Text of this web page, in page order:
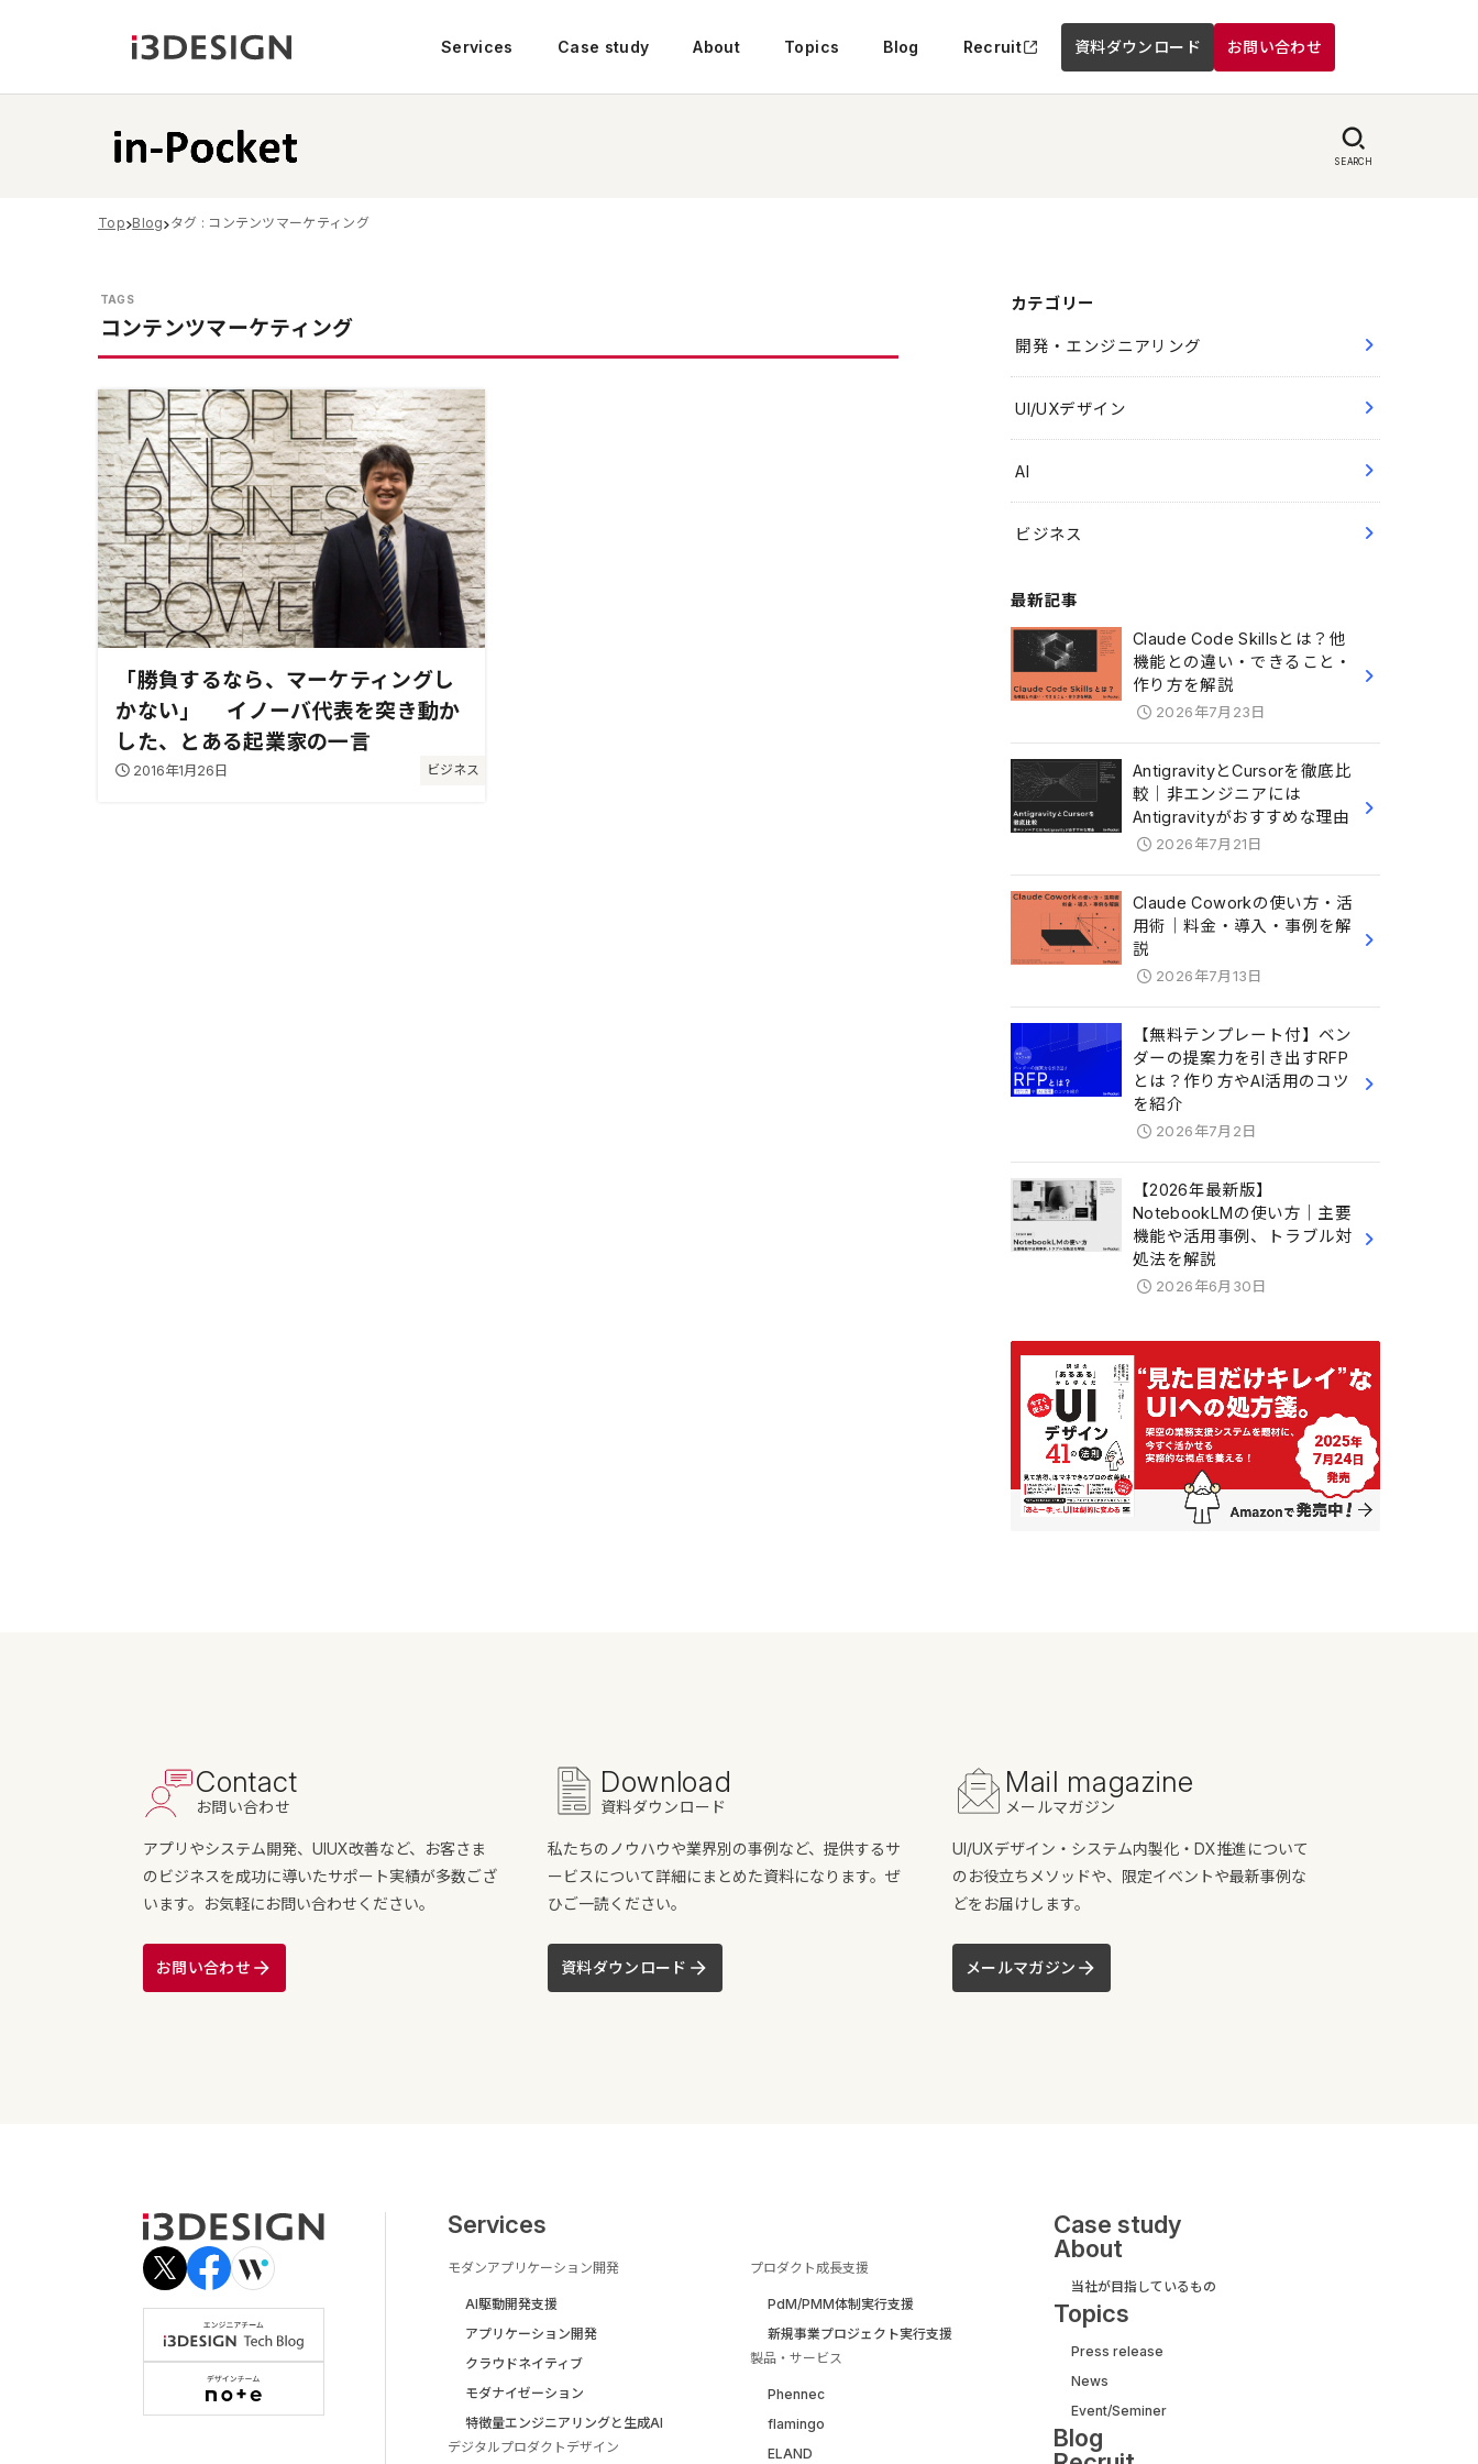
Services Case study About Topics Blog Recruit 資料ダウンロード お問い合わせ
SEARCH
Top Blog タグ : コンテンツマーケティング
コンテンツマーケティング
ビジネス
「勝負するなら、マーケティングし
かない」 イノーバ代表を突き動か
した、とある起業家の一言
2016年1月26日
カテゴリー
開発・エンジニアリング
UI/UXデザイン
AI
ビジネス
最新記事
Claude Code Skillsとは？他
機能との違い・できること・
作り方を解説
2026年7月23日
AntigravityとCursorを徹底比
較｜非エンジニアには
Antigravityがおすすめな理由
2026年7月21日
Claude Coworkの使い方・活
用術｜料金・導入・事例を解
説
2026年7月13日
【無料テンプレート付】ベン
ダーの提案力を引き出すRFP
とは？作り方やAI活用のコツ
を紹介
2026年7月2日
【2026年最新版】
NotebookLMの使い方｜主要
機能や活用事例、トラブル対
処法を解説
2026年6月30日
Contact
お問い合わせ
アプリやシステム開発、UIUX改善など、お客さま
のビジネスを成功に導いたサポート実績が多数ござ
います。お気軽にお問い合わせください。
お問い合わせ
Download
資料ダウンロード
私たちのノウハウや業界別の事例など、提供するサ
ービスについて詳細にまとめた資料になります。ぜ
ひご一読ください。
資料ダウンロード
Mail magazine
メールマガジン
UI/UXデザイン・システム内製化・DX推進について
のお役立ちメソッドや、限定イベントや最新事例な
どをお届けします。
メールマガジン
Services
モダンアプリケーション開発
AI駆動開発支援
アプリケーション開発
クラウドネイティブ
モダナイゼーション
特徴量エンジニアリングと生成AI
デジタルプロダクトデザイン
プロダクト成長支援
PdM/PMM体制実行支援
新規事業プロジェクト実行支援
製品・サービス
Phennec
flamingo
ELAND
Case study
About
当社が目指しているもの
Topics
Press release
News
Event/Seminer
Blog